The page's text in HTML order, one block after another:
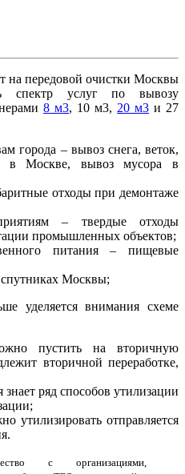
на передовой очистки Москвы
спектр услуг по вывозу
8 м3, 10 м3, 20 м3 и 27
города – вывоз снега, веток,
в Москве, вывоз мусора в
отходы при демонтаже
– твердые отходы
промышленных объектов;
питания – пищевые
Москвы;
уделяется внимания схеме
пустить на вторичную
вторичной переработке,
ряд способов утилизации
утилизировать отправляется
с организациями,